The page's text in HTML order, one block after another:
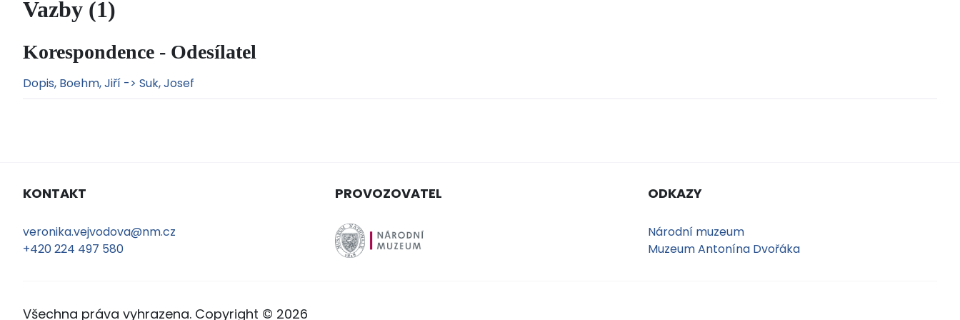
Vazby (1)
Korespondence - Odesílatel
Dopis, Boehm, Jiří -> Suk, Josef
KONTAKT
veronika.vejvodova@nm.cz
+420 224 497 580
PROVOZOVATEL ODKAZY
Národní muzeum
Muzeum Antonína Dvořáka
Všechna práva vyhrazena. Copyright © 2026